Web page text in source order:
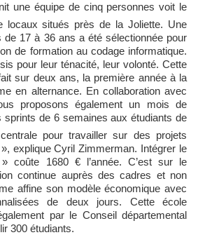
une équipe de cinq personnes voit le
locaux situés près de la Joliette. Une
de 17 à 36 ans a été sélectionnée pour
de formation au codage informatique.
pour leur ténacité, leur volonté. Cette
sur deux ans, la première année à la
en alternance. En collaboration avec
proposons également un mois de
sprints de 6 semaines aux étudiants de
pour travailler sur des projets
explique Cyril Zimmerman. Intégrer le
coûte 1680 € l’année. C’est sur le
continue auprès des cadres et non
affine son modèle économique avec
de deux jours. Cette école
par le Conseil départemental
300 étudiants.